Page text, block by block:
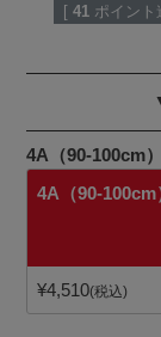
[ 41 ポイント
4A（90-100cm）
4A（90-100cm
¥4,510 税込